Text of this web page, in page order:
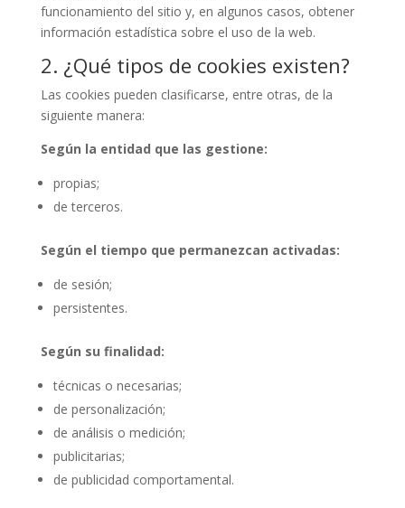
funcionamiento del sitio y, en algunos casos, obtener
información estadística sobre el uso de la web.
2. ¿Qué tipos de cookies existen?
Las cookies pueden clasificarse, entre otras, de la
siguiente manera:
Según la entidad que las gestione:
propias;
de terceros.
Según el tiempo que permanezcan activadas:
de sesión;
persistentes.
Según su finalidad:
técnicas o necesarias;
de personalización;
de análisis o medición;
publicitarias;
de publicidad comportamental.